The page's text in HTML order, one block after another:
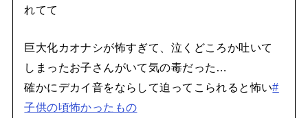
れてて
巨大化カオナシが怖すぎて、泣くどころか吐いて
しまったお子さんがいて気の毒だった…
確かにデカイ音をならして迫ってこられると怖い#
子供の頃怖かったもの